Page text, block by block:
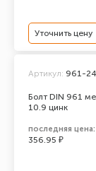
Уточнить цену
Болт DIN 961
10.9 цинк
Артикул: 961-
последняя цена:
356.95 ₽